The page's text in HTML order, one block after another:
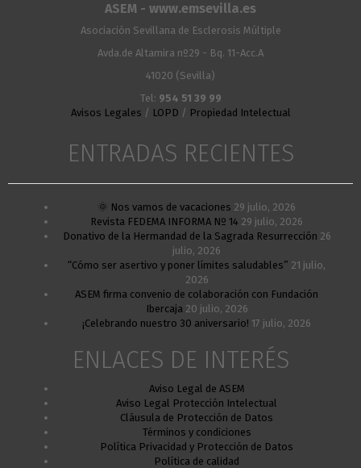
ASEM - www.emsevilla.es
Asociación Sevillana de Esclerosis Múltiple
Avda.de Altamira nº29 - Bq. 11-Acc.A
41020 (Sevilla)
Tel: 954 51 39 99
Avisos Legales / LOPD / Propiedad Intelectual
ENTRADAS RECIENTES
🌞 Nos vamos de vacaciones 29 julio, 2026
Revista FEDEMA INFORMA Nº 14 29 julio, 2026
Donativo de la Hermandad de la Sagrada Resurrección 26
julio, 2026
“Cómo ser asertivo y poner límites saludables” 21 julio,
2026
ASEM firma convenio de colaboración con Fundación
Ibercaja 20 julio, 2026
¡Celebrando nuestro 30 aniversario! 17 julio, 2026
ENLACES DE INTERÉS
Aviso Legal de ASEM
Aviso Legal Protección Intelectual
Cláusula de Protección de Datos
Términos y condiciones
Política Privacidad y Protección de Datos
Política de calidad